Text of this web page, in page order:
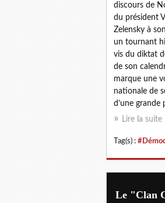
discours de
du président
Zelensky à
un tournant
vis du diktat
de son
marque une
nationale de
d’une grande
Lire la suite
Tag(s) :
Le "Clan